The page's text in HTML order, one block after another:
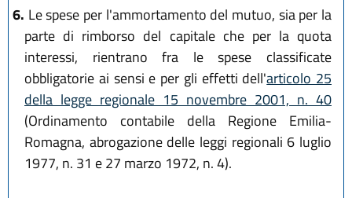
6. Le spese per l'ammortamento del mutuo, sia per la
parte di rimborso del capitale che per la quota
interessi, rientrano fra le spese classificate
obbligatorie ai sensi e per gli effetti dell'articolo 25
della legge regionale 15 novembre 2001, n. 40
(Ordinamento contabile della Regione Emilia-
Romagna, abrogazione delle leggi regionali 6 luglio
1977, n. 31 e 27 marzo 1972, n. 4).